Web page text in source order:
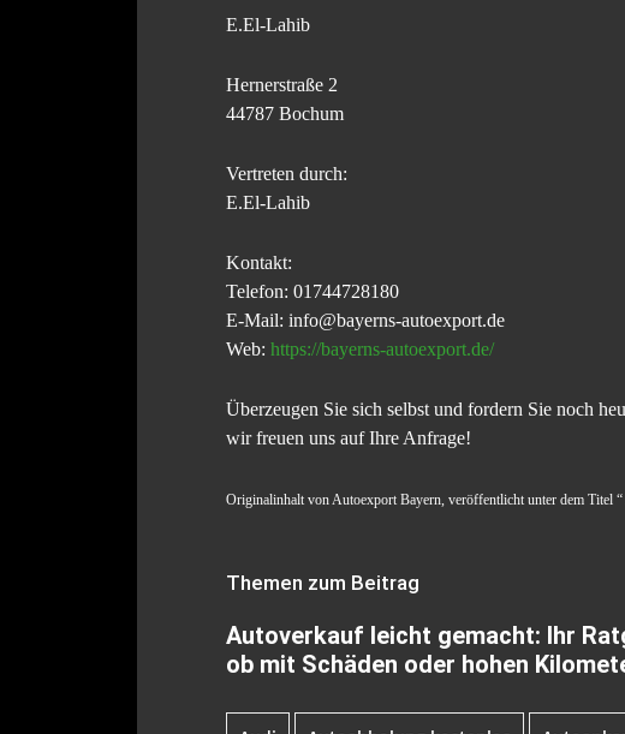
E.El-Lahib
Hernerstraße 2
44787 Bochum
Vertreten durch:
E.El-Lahib
Kontakt:
Telefon: 01744728180
E-Mail: info@bayerns-autoexport.de
Web: https://bayerns-autoexport.de/
Überzeugen Sie sich selbst und fordern Sie noch
wir freuen uns auf Ihre Anfrage!
Originalinhalt von Autoexport Bayern, veröffentlicht unter dem Titel
Themen zum Beitrag
Autoverkauf leicht gemacht: Ihr
ob mit Schäden oder hohen